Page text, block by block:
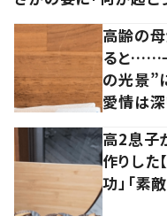
高齢の
ると
の光景”
愛情は深
高2息子
作りした
功」「素